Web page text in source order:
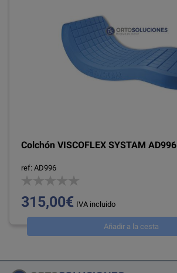
Colchón VISCOFLEX SYSTAM AD996
ref: AD996
315,00€ IVA incluido
Añadir a la cesta